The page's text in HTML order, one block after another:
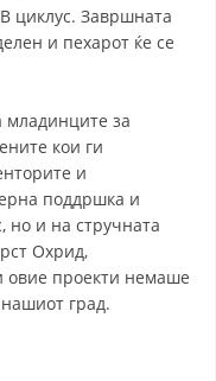
ДЕЈНОСТ
ПРИ КАТАСТРОФИ
циклус. Завршната
и пехарот ќе се
младинците за
кои ги
и
поддршка и
но и на стручната
Охрид,
овие проекти немаше
град.